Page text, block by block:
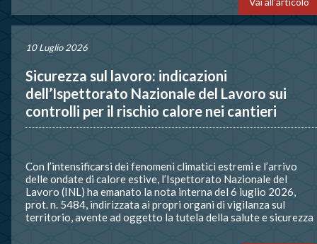
10 Luglio 2026
Sicurezza sul lavoro: indicazioni
dell’Ispettorato Nazionale del Lavoro sui
controlli per il rischio calore nei cantieri
Con l’intensificarsi dei fenomeni climatici estremi e l’arrivo
delle ondate di calore estive, l’Ispettorato Nazionale del
Lavoro (INL) ha emanato la nota interna del 6 luglio 2026,
prot. n. 5484, indirizzata ai propri organi di vigilanza sul
territorio, avente ad oggetto la tutela della salute e sicurezza